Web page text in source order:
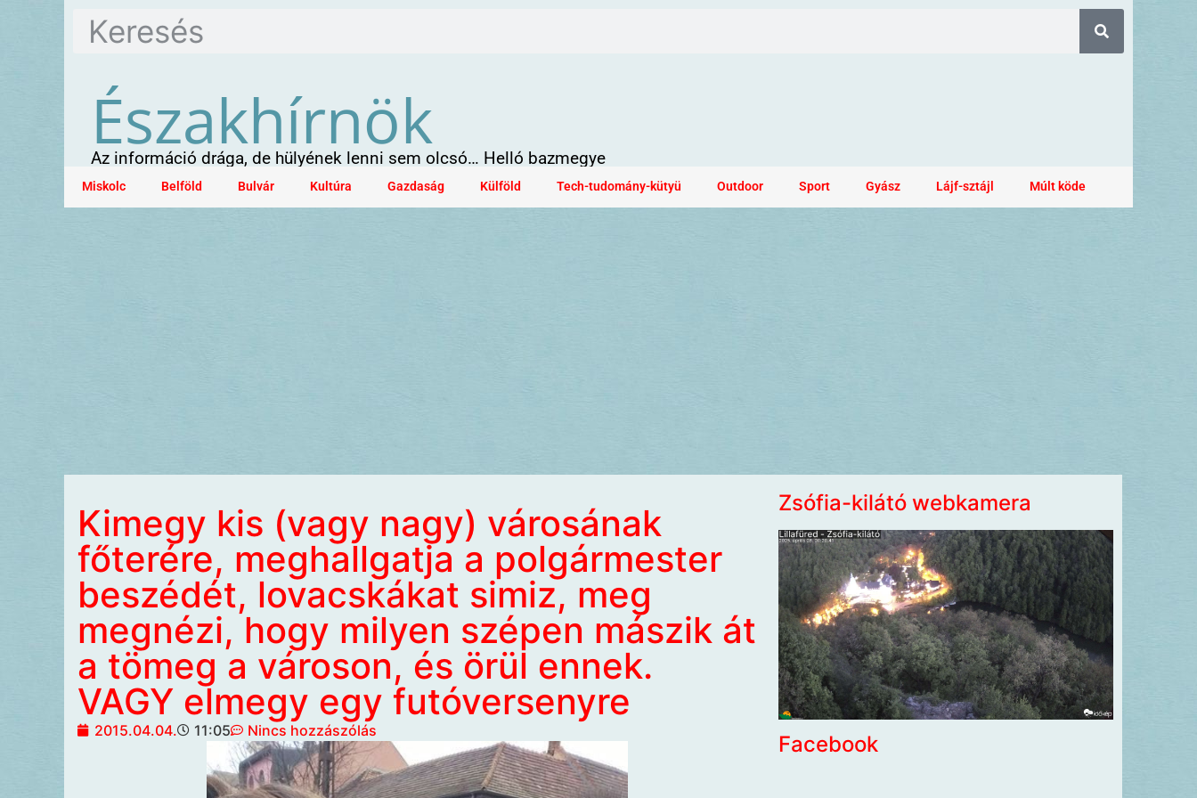
Északhírnök
Az információ drága, de hülyének lenni sem olcsó… Helló bazmegye
Miskolc Belföld Bulvár Kultúra Gazdaság Külföld Tech-tudomány-kütyü Outdoor Sport Gyász Lájf-sztájl Múlt köde
Kimegy kis (vagy nagy) városának
főterére, meghallgatja a polgármester
beszédét, lovacskákat simiz, meg
megnézi, hogy milyen szépen mászik át
a tömeg a városon, és örül ennek.
VAGY elmegy egy futóversenyre
2015.04.04. 11:05 Nincs hozzászólás
Zsófia-kilátó webkamera
Facebook